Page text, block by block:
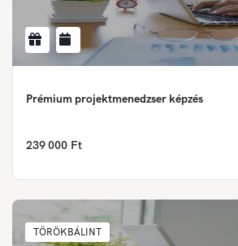
Prémium projektmenedzser képzés
239 000 Ft
TÖRÖKBÁLINT